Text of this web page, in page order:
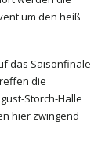
um den heiß
das Saisonfinale
die
Storch-Halle
hier zwingend